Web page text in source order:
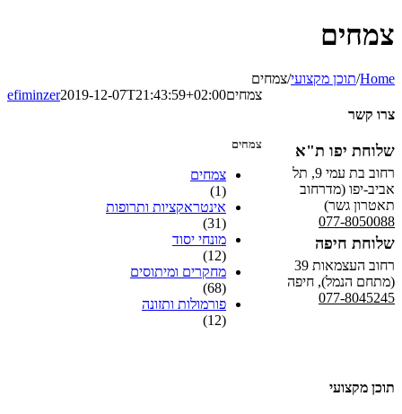
צמחים
Home
/תוכן מקצועי/צמחים
צמחים
efiminzer2019-12-07T21:43:59+02:00
צמחים
צמחים
(1)
אינטראקציות ותרופות
(31)
מונחי יסוד
(12)
מחקרים ומיתוסים
(68)
פורמולות ותזונה
(12)
תוכן מקצועי
צרו קשר
שלוחת יפו ת"א
רחוב בת עמי 9, תל
אביב-יפו (מדרחוב
תאטרון גשר)
077-8050088
שלוחת חיפה
רחוב העצמאות 39
(מתחם הנמל), חיפה
077-8045245